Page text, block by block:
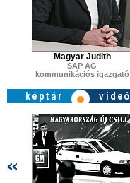
Magyar Judith
SAP AG
kommunikációs igazgató